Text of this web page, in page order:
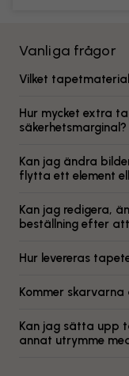
Vanliga frågor
Vilket
Hur mycket extra
säkerhetsmarginal?
Kan jag ändra
flytta ett element
Kan jag redigera,
beställning efter
Hur levereras
Kommer
Kan jag sätta upp
annat utrymme